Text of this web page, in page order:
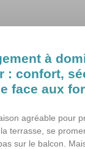
à
: confort,
face aux
agréable pour
terrasse, se
sur le balcon.